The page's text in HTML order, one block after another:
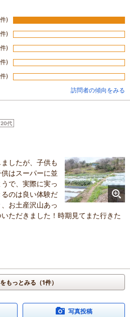
)
)
)
)
)
訪問者の傾向をみる
20代
したが、子供も
はスーパーに並
で、実際に実っ
のは良い体験だ
お土産沢山あっ
ただきました！時期見てまた行きた
もっとみる（1件）
写真投稿